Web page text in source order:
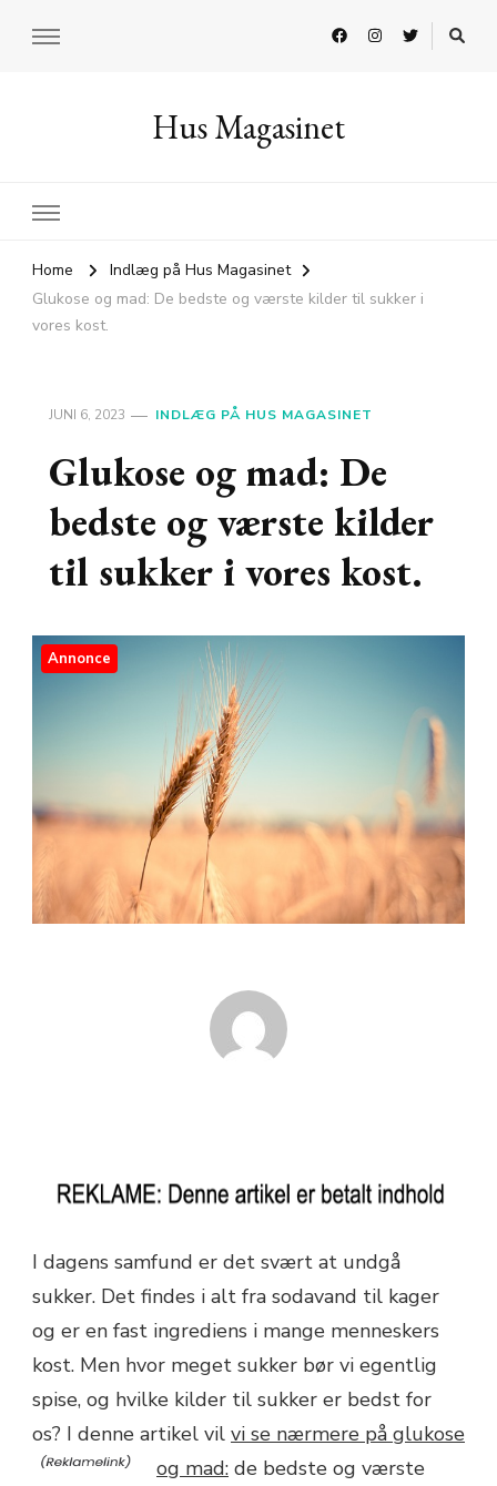
Hus Magasinet
Home
Indlæg på Hus Magasinet
Glukose og mad: De bedste og værste kilder til sukker i
vores kost.
JUNI 6, 2023 INDLÆG PÅ HUS MAGASINET
Glukose og mad: De
bedste og værste kilder
til sukker i vores kost.
Annonce
I dagens samfund er det svært at undgå
sukker. Det findes i alt fra sodavand til kager
og er en fast ingrediens i mange menneskers
kost. Men hvor meget sukker bør vi egentlig
spise, og hvilke kilder til sukker er bedst for
os? I denne artikel vil vi se nærmere på glukose
og mad: de bedste og værste